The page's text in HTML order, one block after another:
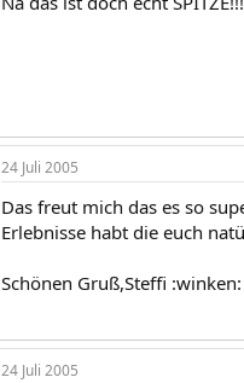
24 Juli 2005
Das freut mich das es so
Erlebnisse habt die euch
Schönen Gruß,Steffi :winken:
24 Juli 2005